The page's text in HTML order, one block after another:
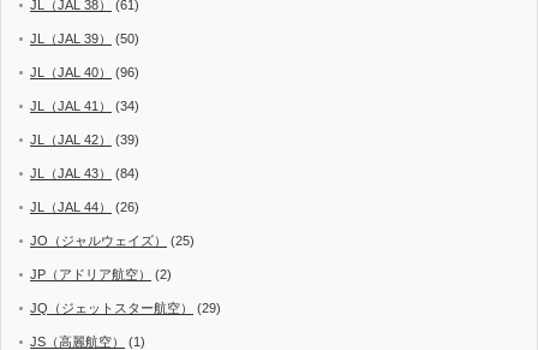
JL（JAL 38） (61)
JL（JAL 39） (50)
JL（JAL 40） (96)
JL（JAL 41） (34)
JL（JAL 42） (39)
JL（JAL 43） (84)
JL（JAL 44） (26)
JO（ジャルウェイズ） (25)
JP（アドリア航空） (2)
JQ（ジェットスター航空） (29)
JS（高麗航空） (1)